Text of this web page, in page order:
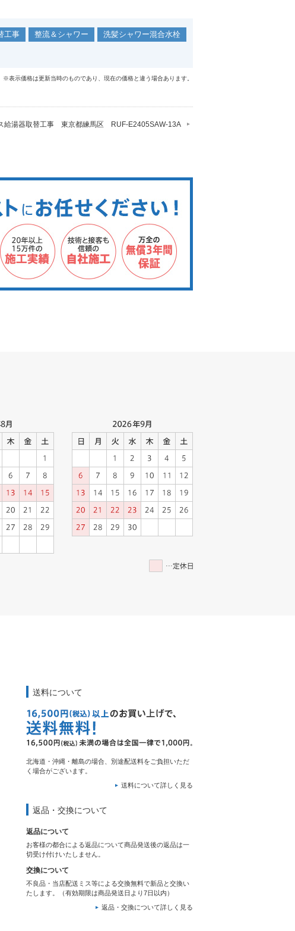
工事 整流＆シャワー
洗髪シャワー混合水栓
※表示価格は更新当時のものであり、現在の価格と違う場合あります。
給湯器取替工事 東京都練馬区 RUF-E2405SAW-13A
送料について
北海道・沖縄・離島の場合、別途配送料をご負担いただ
く場合がございます。
送料について詳しく見る
返品・交換について
返品について
お客様の都合による返品について商品発送後の返品は一
切受け付けいたしません。
交換について
不良品・当店配送ミス等による交換無料で新品と交換い
たします。（有効期限は商品発送日より7日以内）
返品・交換について詳しく見る